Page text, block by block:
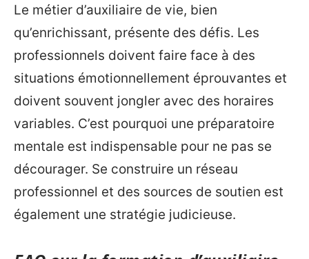
Le métier d’auxiliaire de vie, bien
qu’enrichissant, présente des défis. Les
professionnels doivent faire face à des
situations émotionnellement éprouvantes et
doivent souvent jongler avec des horaires
variables. C’est pourquoi une préparatoire
mentale est indispensable pour ne pas se
décourager. Se construire un réseau
professionnel et des sources de soutien est
également une stratégie judicieuse.